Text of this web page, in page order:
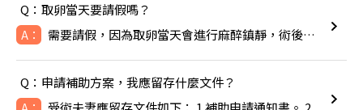
Q：取卵當天要請假嗎？
A： 需要請假，因為取卵當天會進行麻醉鎮靜，術後可能會感到頭暈噁心
Q：申請補助方案，我應留存什麼文件？